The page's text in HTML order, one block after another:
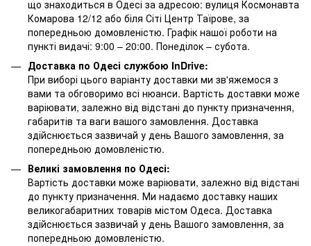
що знаходиться в Одесі за адресою: вулиця Космонавта
Комарова 12/12 або біля Сіті Центр Таїрове, за
попередньою домовленістю. Графік нашої роботи на
пункті видачі: 9:00 – 20:00. Понеділок – субота.
Доставка по Одесі службою InDrive:
При виборі цього варіанту доставки ми зв'яжемося з
вами та обговоримо всі нюанси. Вартість доставки може
варіювати, залежно від відстані до пункту призначення,
габаритів та ваги вашого замовлення. Доставка
здійснюється зазвичай у день Вашого замовлення, за
попередньою домовленістю.
Великі замовлення по Одесі:
Вартість доставки може варіювати, залежно від відстані
до пункту призначення. Ми надаємо доставку наших
великогабаритних товарів містом Одеса. Доставка
здійснюється зазвичай у день Вашого замовлення, за
попередньою домовленістю.